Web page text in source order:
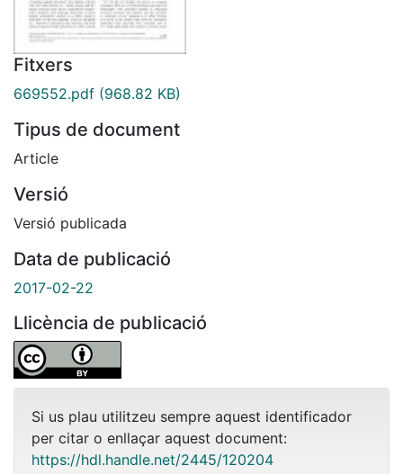
Fitxers
669552.pdf (968.82 KB)
Tipus de document
Article
Versió
Versió publicada
Data de publicació
2017-02-22
Llicència de publicació
Si us plau utilitzeu sempre aquest identificador
per citar o enllaçar aquest document:
https://hdl.handle.net/2445/120204